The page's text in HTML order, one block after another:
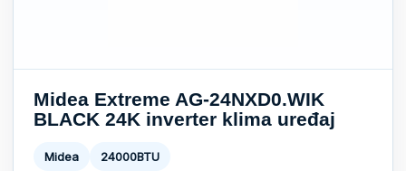
Midea Extreme AG-24NXD0.WIK
BLACK 24K inverter klima uređaj
Midea 24000BTU